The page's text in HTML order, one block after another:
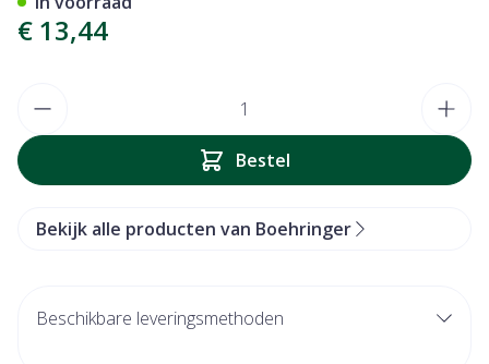
€ 13,44
Bestel
Bekijk alle producten van Boehringer
Beschikbare leveringsmethoden